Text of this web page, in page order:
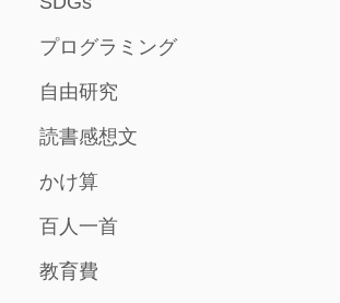
プログラミング
自由研究
読書感想文
かけ算
百人一首
教育費